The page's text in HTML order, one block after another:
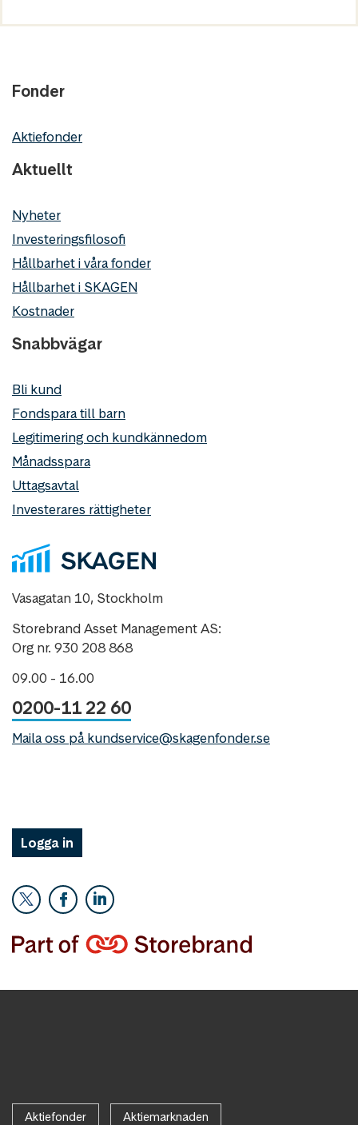
Fonder
Aktiefonder
Aktuellt
Nyheter
Investeringsfilosofi
Hållbarhet i våra fonder
Hållbarhet i SKAGEN
Kostnader
Snabbvägar
Bli kund
Fondspara till barn
Legitimering och kundkännedom
Månadsspara
Uttagsavtal
Investerares rättigheter
Vasagatan 10, Stockholm
Storebrand Asset Management AS:
Org nr. 930 208 868
09.00 - 16.00
0200-11 22 60
Maila oss på kundservice@skagenfonder.se
Logga in
Aktiefonder Aktiemarknaden